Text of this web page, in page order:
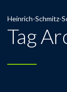
Heinrich-Schmitz-
Tag